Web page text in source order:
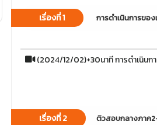
เรื่องที่ 1 การดำเนินการขอ
(2024/12/02)+30นาที การดำเนินก
เรื่องที่ 2 ติวสอบกลางภาค